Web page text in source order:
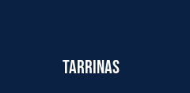
Tarrinas